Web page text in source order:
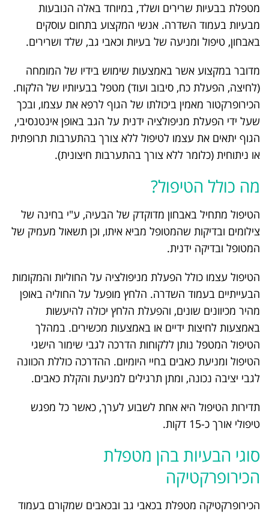
מטפלת בבעיות שרירים ושלד, במיוחד באלה הנובעות
מבעיות בעמוד השדרה. אנשי המקצוע בתחום עוסקים
באבחון, טיפול ומניעה של בעיות וכאבי גב, שלד ושרירים.
מדובר במקצוע אשר באמצעות שימוש בידיו של המומחה
(לחיצה, הפעלת כח, סיבוב ועוד) מטפל בבעיותיו של הלקוח.
הכירופרקטור מאמין ביכולתו של הגוף לרפא את עצמו, ובכך
שעל ידי הפעלת מניפולציה ידנית על הגב באופן אינטנסיבי,
הגוף יתאים את עצמו לטיפול ללא צורך בהתערבות תרופתית
או ניתוחית (כלומר ללא צורך בהתערבות חיצונית).
מה כולל הטיפול?
הטיפול מתחיל באבחון מדוקדק של הבעיה, ע"י בחינה של
צילומים ובדיקות שהמטופל מביא איתו, וכן תשאול מעמיק של
המטופל ובדיקה ידנית.
הטיפול עצמו כולל הפעלת מניפולציה על החוליות והמקומות
הבעייתיים בעמוד השדרה. הלחץ מופעל על החוליה באופן
מהיר מכיוונים שונים, והפעלת הלחץ יכולה להיעשות
באמצעות לחיצות ידיים או באמצעות מכשירים. במהלך
הטיפול המטפל נותן ללקוחות הדרכה לגבי שימור הישגי
הטיפול ומניעת כאבים בחיי היומיום. ההדרכה כוללת הכוונה
לגבי יציבה נכונה, ומתן תרגילים למניעת והקלת כאבים.
תדירות הטיפול היא אחת לשבוע לערך, כאשר כל מפגש
טיפולי אורך כ-15 דקות.
סוגי הבעיות בהן מטפלת
הכירופרקטיקה
הכירופרקטיקה מטפלת בכאבי גב ובכאבים שמקורם בעמוד